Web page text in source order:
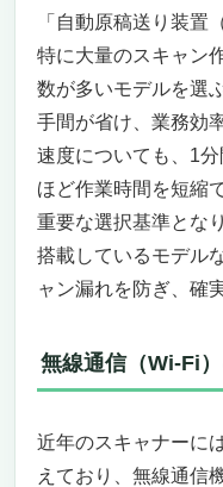
「自動原稿送り装置
特に大量のスキャン
数が多いモデルを選
手間が省け、業務効
速度についても、1
ほど作業時間を短縮
重要な選択基準とな
搭載しているモデル
ャン漏れを防ぎ、確
無線通信（Wi-Fi
近年のスキャナーに
えており、無線通信